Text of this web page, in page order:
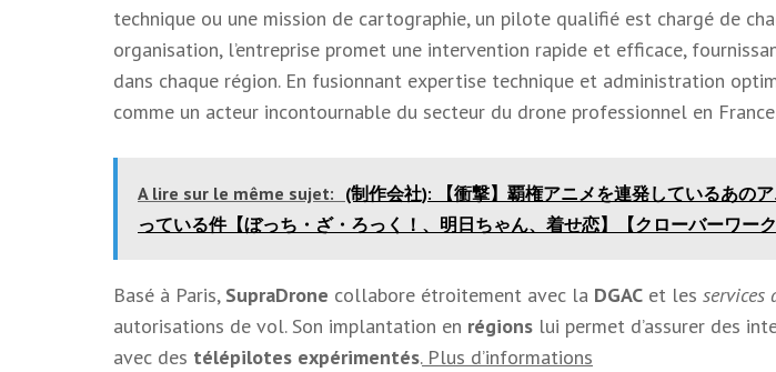
technique ou une mission de cartographie, un pilote qualifié est chargé de
organisation, l’entreprise promet une intervention rapide et efficace,
dans chaque région. En fusionnant expertise technique et administration
comme un acteur incontournable du secteur du drone professionnel en
A lire sur le même sujet: (制作会社): 【衝撃】覇権アニメを連発しているあの
っている件【ぼっち・ざ・ろっく！、明日ちゃん、着せ恋】【クローバーワーク
Basé à Paris, SupraDrone collabore étroitement avec la DGAC et les services
autorisations de vol. Son implantation en régions lui permet d’assurer des
avec des télépilotes expérimentés.Plus d’informations